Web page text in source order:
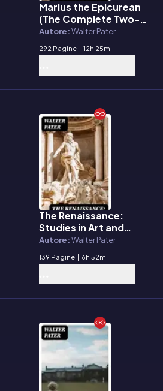
E-book
Marius the Epicurean
(The Complete Two-
Volume Edition)
Autore:Walter Pater
292 Pagine | 12h 25m
E-book
The Renaissance:
Studies in Art and
Poetry
Autore:Walter Pater
139 Pagine | 6h 52m